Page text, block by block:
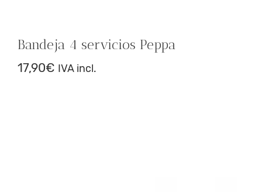
Bandeja 4 servicios Peppa
17,90€ IVA incl.